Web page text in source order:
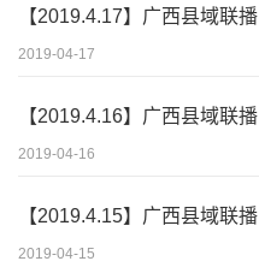
【2019.4.17】广西县域联播
2019-04-17
【2019.4.16】广西县域联播
2019-04-16
【2019.4.15】广西县域联播
2019-04-15